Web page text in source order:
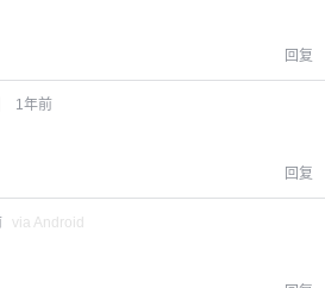
回复
1年前
回复
via Android